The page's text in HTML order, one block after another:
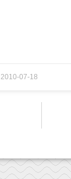
2010-07-18